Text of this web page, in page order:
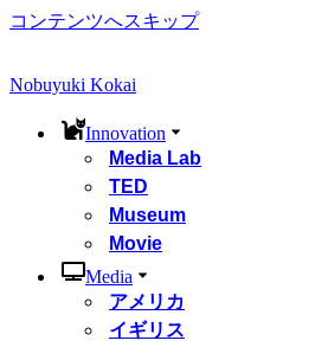
コンテンツへスキップ
Nobuyuki Kokai
Innovation
Media Lab
TED
Museum
Movie
Media
アメリカ
イギリス